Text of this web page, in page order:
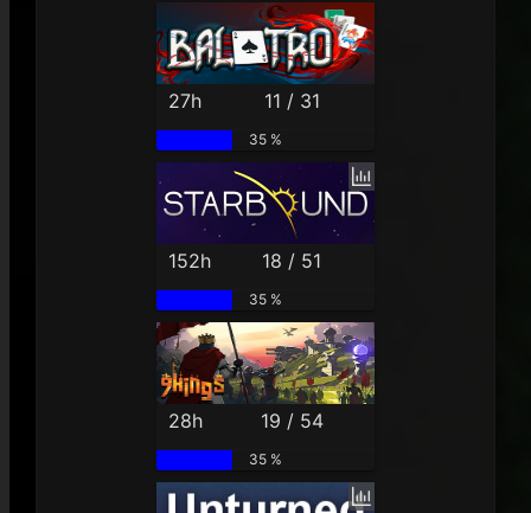
27h 11 / 31
35 %
152h 18 / 51
35 %
28h 19 / 54
35 %